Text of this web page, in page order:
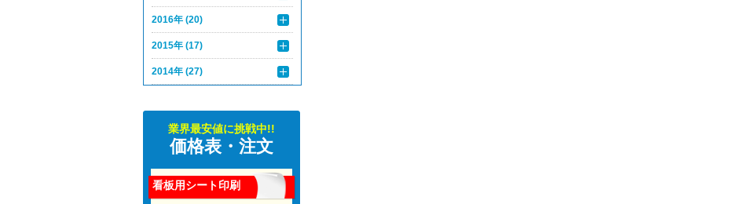
2016年 (20)
2015年 (17)
2014年 (27)
業界最安値に挑戦中!!
価格表・注文
看板用シート印刷